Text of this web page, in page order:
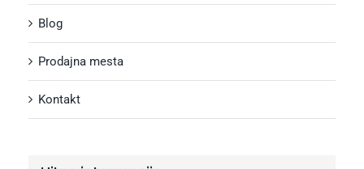
Blog
Prodajna mesta
Kontakt